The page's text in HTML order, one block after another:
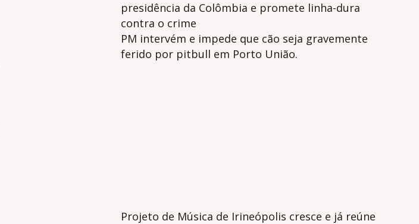
presidência da Colômbia e promete linha-dura
contra o crime
PM intervém e impede que cão seja gravemente
ferido por pitbull em Porto União.
Projeto de Música de Irineópolis cresce e já reúne